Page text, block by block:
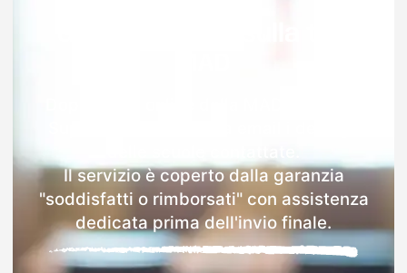
Il servizio è coperto dalla garanzia
"soddisfatti o rimborsati" con assistenza
dedicata prima dell'invio finale.